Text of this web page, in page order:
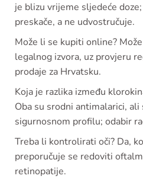
je blizu vrijeme sljedeće
preskače, a ne udvostručuje.
Može li se kupiti online?
legalnog izvora, uz provjeru
prodaje za Hrvatsku.
Koja je razlika između
Oba su srodni antimalarici,
sigurnosnom profilu; odabir
Treba li kontrolirati oči? Da,
preporučuje se redoviti
retinopatije.